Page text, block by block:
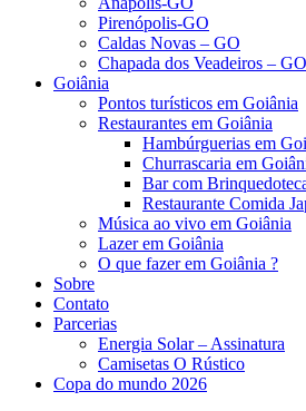
Pirenópolis-GO
Caldas Novas – GO
Chapada dos Veadeiros – GO
Goiânia
Pontos turísticos em Goiânia
Restaurantes em Goiânia
Hambúrguerias em
Churrascaria em
Bar com
Restaurante Comida
Música ao vivo em Goiânia
Lazer em Goiânia
O que fazer em Goiânia ?
Sobre
Contato
Parcerias
Energia Solar – Assinatura
Camisetas O Rústico
Copa do mundo 2026